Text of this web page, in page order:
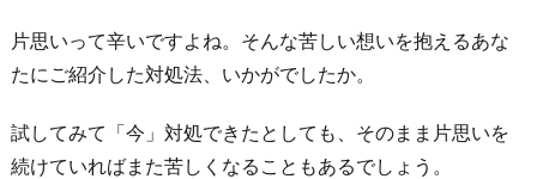
片思いって辛いですよね。そんな苦しい想いを抱えるあな
たにご紹介した対処法、いかがでしたか。
試してみて「今」対処できたとしても、そのまま片思いを
続けていればまた苦しくなることもあるでしょう。